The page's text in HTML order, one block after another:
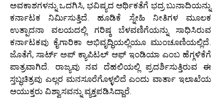
ಅವಕಾಶಗಳನ್ನು ಒದಗಿಸಿ, ಭವಿಷ್ಯದ ಆರ್ಥಿಕತೆಗೆ ಭದ್ರ ಬುನಾದಿಯನ್ನು
ಕರ್ನಾಟಕ ನಿರ್ಮಿಸುತ್ತಿದೆ. ಹೂಡಿಕೆ ಸ್ನೇಹಿ ನೀತಿಗಳ ಮೂಲಕ
ಉತ್ಪಾದನಾ ವಲಯದಲ್ಲಿ ಗರಿಷ್ಠ ಬೆಳವಣಿಗೆಯನ್ನು ಸಾಧಿಸಿರುವ
ಕರ್ನಾಟಕವು ಕೈಗಾರಿಕಾ ಅಭಿವೃದ್ಧಿಯಲ್ಲಿಯೂ ಮುಂಚೂಣಿಯಲ್ಲಿದೆ.
ಜೊತೆಗೆ, ಸಾರ್ಟ್ ಅಪ್ ಕ್ಯಾಪಿಟಲ್ ಆಫ್ ಇಂಡಿಯಾ ಎಂಬ ಹೆಗ್ಗಳಿಕೆಗೆ
ಪಾತ್ರವಾಗಿದೆ. ರಾಜ್ಯವು ನವ ದೆಹಲಿಯಲ್ಲಿ ಪ್ರದರ್ಶಿಸುತ್ತಿರುವ ಈ
ಸ್ತಬ್ಧಚಿತ್ರವು ಎಲ್ಲರ ಮನಸೂರೆಗೊಳ್ಳಲಿದೆ ಎಂದು ವಾರ್ತಾ ಇಲಾಖೆಯ
ಆಯುಕ್ತರು ವಿಶ್ವಾಸವನ್ನು ವ್ಯಕ್ತಪಡಿಸಿದ್ದಾರೆ.